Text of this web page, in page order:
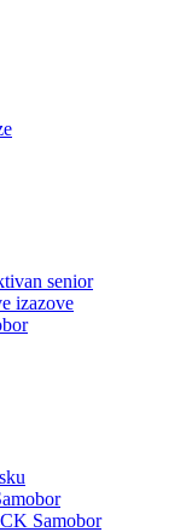
senior
izazove
Samobor